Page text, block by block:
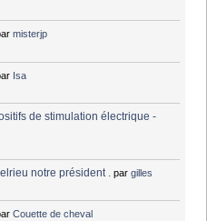
misterjp
Isa
de stimulation électrique -
notre président . pargilles
Couette de cheval